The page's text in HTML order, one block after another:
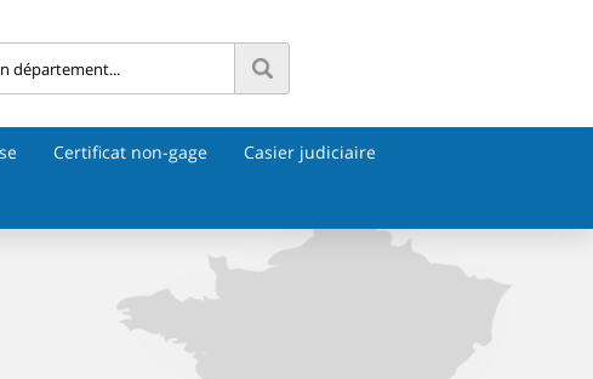
Certificat non-gage Casier judiciaire